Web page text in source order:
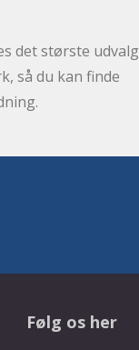
det største udvalg
så du kan finde
Følg os her